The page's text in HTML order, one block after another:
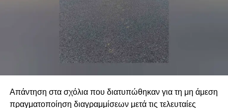
Απάντηση στα σχόλια που διατυπώθηκαν για τη μη άμεση
πραγματοποίηση διαγραμμίσεων μετά τις τελευταίες